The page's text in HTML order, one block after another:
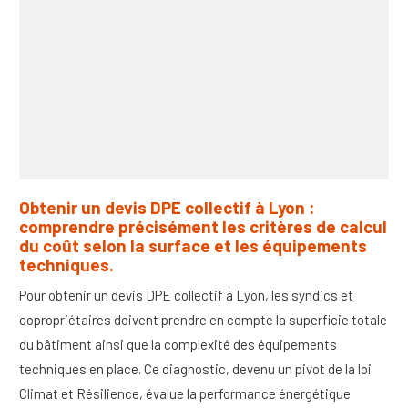
Obtenir un devis DPE collectif à Lyon :
comprendre précisément les critères de calcul
du coût selon la surface et les équipements
techniques.
Pour obtenir un devis DPE collectif à Lyon, les syndics et
copropriétaires doivent prendre en compte la superficie totale
du bâtiment ainsi que la complexité des équipements
techniques en place. Ce diagnostic, devenu un pivot de la loi
Climat et Résilience, évalue la performance énergétique